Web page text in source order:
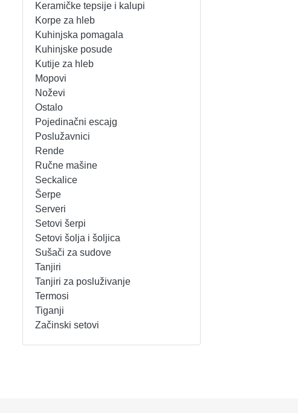
PANELNE GREJALICE
PEGLE
PEGLE ZA KOSU
PIZZA PEKAČI
PODNE VAGE
REŠOI
SECKALICE
SOKOVNICI
TOSTERI
USISIVAČI
VENTILATORI
RENDE
RUČNE MAŠINE
SECKALICE
ŠERPE
SERVERI
SETOVI ŠERPI
SETOVI ŠOLJA I ŠOLJICA
SUŠAČI ZA SUDOVE
TANJIRI
TANJIRI ZA POSLUŽIVANJE
TERMOSI
TIGANJI
Keramičke tepsije i kalupi
Korpe za hleb
Kuhinjska pomagala
Kuhinjske posude
Kutije za hleb
Mopovi
Noževi
Ostalo
Pojedinačni escajg
Poslužavnici
Rende
Ručne mašine
Seckalice
Šerpe
Serveri
Setovi šerpi
Setovi šolja i šoljica
Sušači za sudove
Tanjiri
Tanjiri za posluživanje
Termosi
Tiganji
Začinski setovi